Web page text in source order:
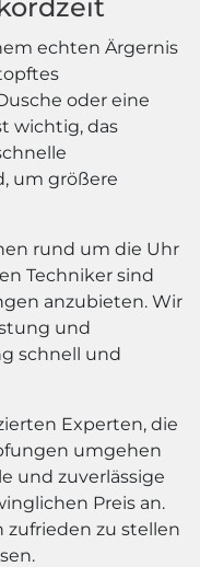
echten Ärgernis
oder eine
wichtig, das
um größere
rund um die Uhr
Techniker sind
anzubieten. Wir
und
schnell und
Experten, die
umgehen
und zuverlässige
Preis an.
zufrieden zu stellen